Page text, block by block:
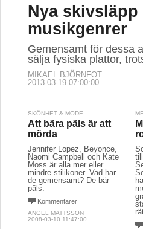
Nya
musikgenrer
Gemensamt för dessa
sälja fysiska plattor,
MIKAEL BJÖRNFOT
2013-03-19 07:00:00
SKÖNHET & MODE
Att bära päls är att
mörda
Jennifer Lopez, Beyonce,
Naomi Campbell och Kate
Moss är alla mer eller
mindre stilikoner. Vad har
de gemensamt? De bär
päls.
Kommentarer
ANGEL MATTSSON
2008-03-10 11:47:00